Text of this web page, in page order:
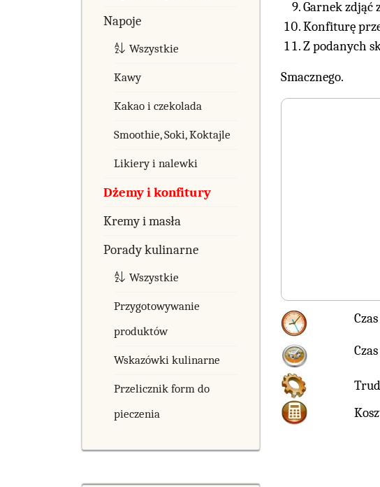
Napoje
Wszystkie
Kawy
Kakao i czekolada
Smoothie, Soki, Koktajle
Likiery i nalewki
Dżemy i konfitury
Kremy i masła
Porady kulinarne
Wszystkie
Przygotowywanie
produktów
Wskazówki kulinarne
Przelicznik form do
pieczenia
Garnek zdjąć
Konfiturę
Z podanych
Smacznego.